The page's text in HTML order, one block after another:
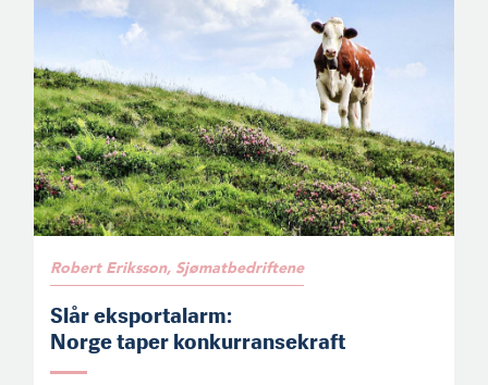
Robert Eriksson, Sjømatbedriftene
Slår eksportalarm:
Norge taper konkurransekraft